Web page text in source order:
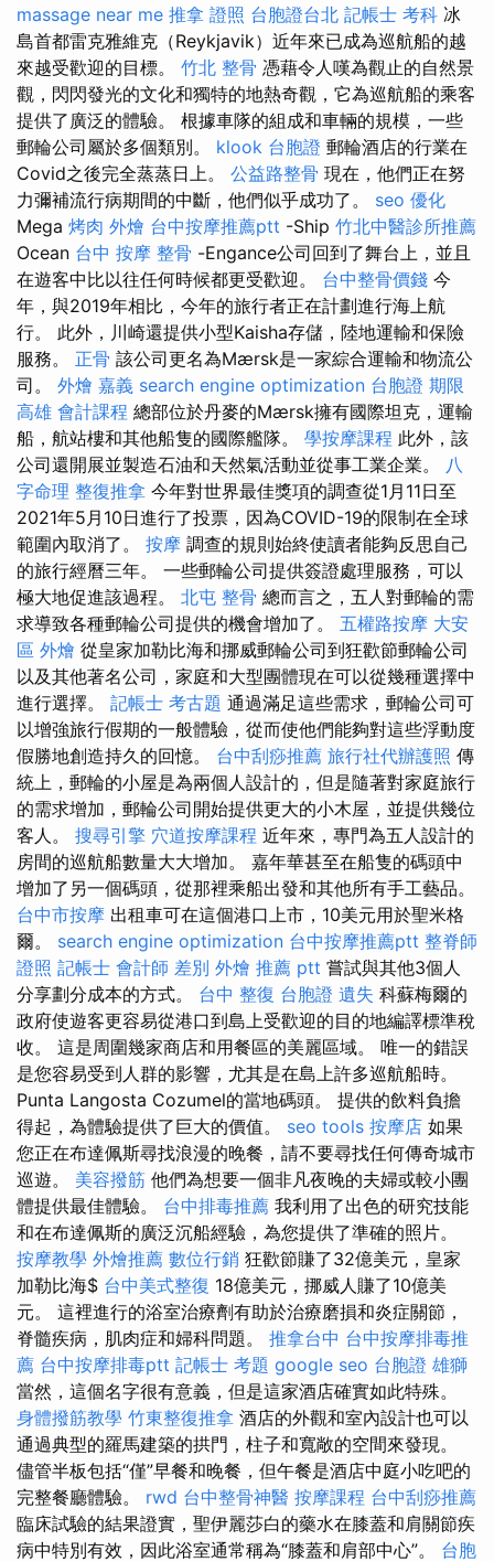
massage near me 推拿 證照 台胞證台北 記帳士 考科 冰
島首都雷克雅維克（Reykjavik）近年來已成為巡航船的越
來越受歡迎的目標。 竹北 整骨 憑藉令人嘆為觀止的自然景
觀，閃閃發光的文化和獨特的地熱奇觀，它為巡航船的乘客
提供了廣泛的體驗。 根據車隊的組成和車輛的規模，一些
郵輪公司屬於多個類別。 klook 台胞證 郵輪酒店的行業在
Covid之後完全蒸蒸日上。 公益路整骨 現在，他們正在努
力彌補流行病期間的中斷，他們似乎成功了。 seo 優化
Mega 烤肉 外燴 台中按摩推薦ptt -Ship 竹北中醫診所推薦
Ocean 台中 按摩 整骨 -Engance公司回到了舞台上，並且
在遊客中比以往任何時候都更受歡迎。 台中整骨價錢 今
年，與2019年相比，今年的旅行者正在計劃進行海上航
行。 此外，川崎還提供小型Kaisha存儲，陸地運輸和保險
服務。 正骨 該公司更名為Mærsk是一家綜合運輸和物流公
司。 外燴 嘉義 search engine optimization 台胞證 期限
高雄 會計課程 總部位於丹麥的Mærsk擁有國際坦克，運輸
船，航站樓和其他船隻的國際艦隊。 學按摩課程 此外，該
公司還開展並製造石油和天然氣活動並從事工業企業。 八
字命理 整復推拿 今年對世界最佳獎項的調查從1月11日至
2021年5月10日進行了投票，因為COVID-19的限制在全球
範圍內取消了。 按摩 調查的規則始終使讀者能夠反思自己
的旅行經曆三年。 一些郵輪公司提供簽證處理服務，可以
極大地促進該過程。 北屯 整骨 總而言之，五人對郵輪的需
求導致各種郵輪公司提供的機會增加了。 五權路按摩 大安
區 外燴 從皇家加勒比海和挪威郵輪公司到狂歡節郵輪​​公司
以及其他著名公司，家庭和大型團體現在可以從幾種選擇中
進行選擇。 記帳士 考古題 通過滿足這些需求，郵輪公司可
以增強旅行假期的一般體驗，從而使他們能夠對這些浮動度
假勝地創造持久的回憶。 台中刮痧推薦 旅行社代辦護照 傳
統上，郵輪的小屋是為兩個人設計的，但是隨著對家庭旅行
的需求增加，郵輪公司開始提供更大的小木屋，並提供幾位
客人。 搜尋引擎 穴道按摩課程 近年來，專門為五人設計的
房間的巡航船數量大大增加。 嘉年華甚至在船隻的碼頭中
增加了另一個碼頭，從那裡乘船出發和其他所有手工藝品。
台中市按摩 出租車可在這個港口上市，10美元用於聖米格
爾。 search engine optimization 台中按摩推薦ptt 整脊師
證照 記帳士 會計師 差別 外燴 推薦 ptt 嘗試與其他3個人
分享劃分成本的方式。 台中 整復 台胞證 遺失 科蘇梅爾的
政府使遊客更容易從港口到島上受歡迎的目的地編譯標準稅
收。 這是周圍幾家商店和用餐區的美麗區域。 唯一的錯誤
是您容易受到人群的影響，尤其是在島上許多巡航船時。
Punta Langosta Cozumel的當地碼頭。 提供的飲料負擔
得起，為體驗提供了巨大的價值。 seo tools 按摩店 如果
您正在布達佩斯尋找浪漫的晚餐，請不要尋找任何傳奇城市
巡遊。 美容撥筋 他們為想要一個非凡夜晚的夫婦或較小團
體提供最佳體驗。 台中排毒推薦 我利用了出色的研究技能
和在布達佩斯的廣泛沉船經驗，為您提供了準確的照片。
按摩教學 外燴推薦 數位行銷 狂歡節賺了32億美元，皇家
加勒比海$ 台中美式整復 18億美元，挪威人賺了10億美
元。 這裡進行的浴室治療劑有助於治療磨損和炎症關節，
脊髓疾病，肌肉症和婦科問題。 推拿台中 台中按摩排毒推
薦 台中按摩排毒ptt 記帳士 考題 google seo 台胞證 雄獅
當然，這個名字很有意義，但是這家酒店確實如此特殊。
身體撥筋教學 竹東整復推拿 酒店的外觀和室內設計也可以
通過典型的羅馬建築的拱門，柱子和寬敞的空間來發現。
儘管半板包括“僅”早餐和晚餐，但午餐是酒店中庭小吃吧的
完整餐廳體驗。 rwd 台中整骨神醫 按摩課程 台中刮痧推薦
臨床試驗的結果證實，聖伊麗莎白的藥水在膝蓋和肩關節疾
病中特別有效，因此浴室通常稱為“膝蓋和肩部中心”。 台胞